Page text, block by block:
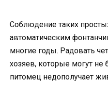
Соблюдение таких
автоматическим
многие годы. Радовать
хозяев, которые могут не
питомец недополучает